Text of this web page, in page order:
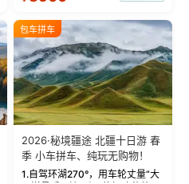
瓦人最大村落——禾木村，欣赏
晨雾与小木...
包车拼车
2026·秘境疆途 北疆十日游 春
季 小车拼车、纯玩无购物！
1.自驾环湖270°，用车轮丈量“大